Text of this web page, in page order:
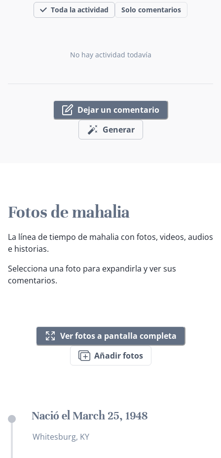
Toda la actividad Solo comentarios
No hay actividad todavía
Dejar un comentario
Generar
Fotos de mahalia
La línea de tiempo de mahalia con fotos, videos, audios
e historias.
Selecciona una foto para expandirla y ver sus
comentarios.
Ver fotos a pantalla completa
Añadir fotos
Nació el March 25, 1948
Whitesburg, KY